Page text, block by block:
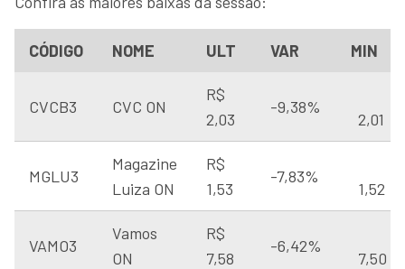
CÓDIGO NOME ULT VAR MIN
CVCB3 CVC ON
R$
2,03
-9,38%
2,01
MGLU3
Magazine
Luiza ON
R$
1,53
-7,83%
1,52
VAMO3
Vamos
ON
R$
7,58
-6,42%
7,50